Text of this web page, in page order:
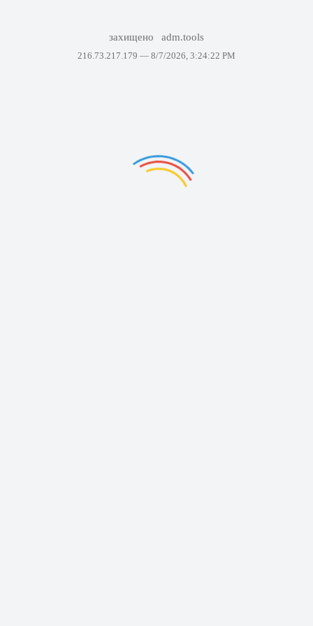
захищено adm.tools
216.73.217.179 — 8/7/2026, 3:24:22 PM